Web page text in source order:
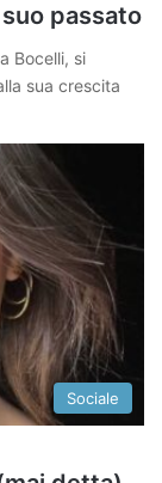
passato
Bocelli, si
sua crescita
Sociale